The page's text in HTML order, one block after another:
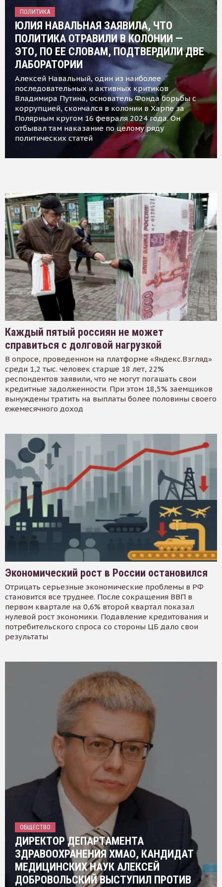
ПОЛИТИКА
ЮЛИЯ НАВАЛЬНАЯ ЗАЯВИЛА, ЧТО
ПОЛИТИКА ОТРАВИЛИ В КОЛОНИИ —
ЭТО, ПО ЕЕ СЛОВАМ, ПОДТВЕРДИЛИ ДВЕ
ЛАБОРАТОРИИ
Алексей Навальный, один из наиболее
последовательных и активных критиков
Владимира Путина, основатель Фонда борьбы с
коррупцией, скончался в колонии в Харпе за
Полярным кругом 16 февраля 2024 года. Он
отбывал там наказание по целому ряду
политических статей
Каждый пятый россиян не может
справиться с долговой нагрузкой
В опросе, проведенном на платформе «Яндекс.Взгляд»
среди 1,2 тыс. человек старше 18 лет, 22%
респондентов заявили, что не могут погашать свои
кредитные задолженности. При этом 18,5% заемщиков
вынуждены тратить на выплаты более половины своего
ежемесячного доход
Экономический рост в России остановился
Отрицать серьезные экономические проблемы в РФ
становится все труднее. После сокращения ВВП в
первом квартале на 0,6% второй квартал показал
нулевой рост экономики. Подавление кредитования и
потребительского спроса со стороны ЦБ дало свои
результаты
ОБЩЕСТВО
ДИРЕКТОР ДЕПАРТАМЕНТА
ЗДРАВООХРАНЕНИЯ ХМАО, КАНДИДАТ
МЕДИЦИНСКИХ НАУК АЛЕКСЕЙ
ДОБРОВОЛЬСКИЙ ВЫСТУПИЛ ПРОТИВ